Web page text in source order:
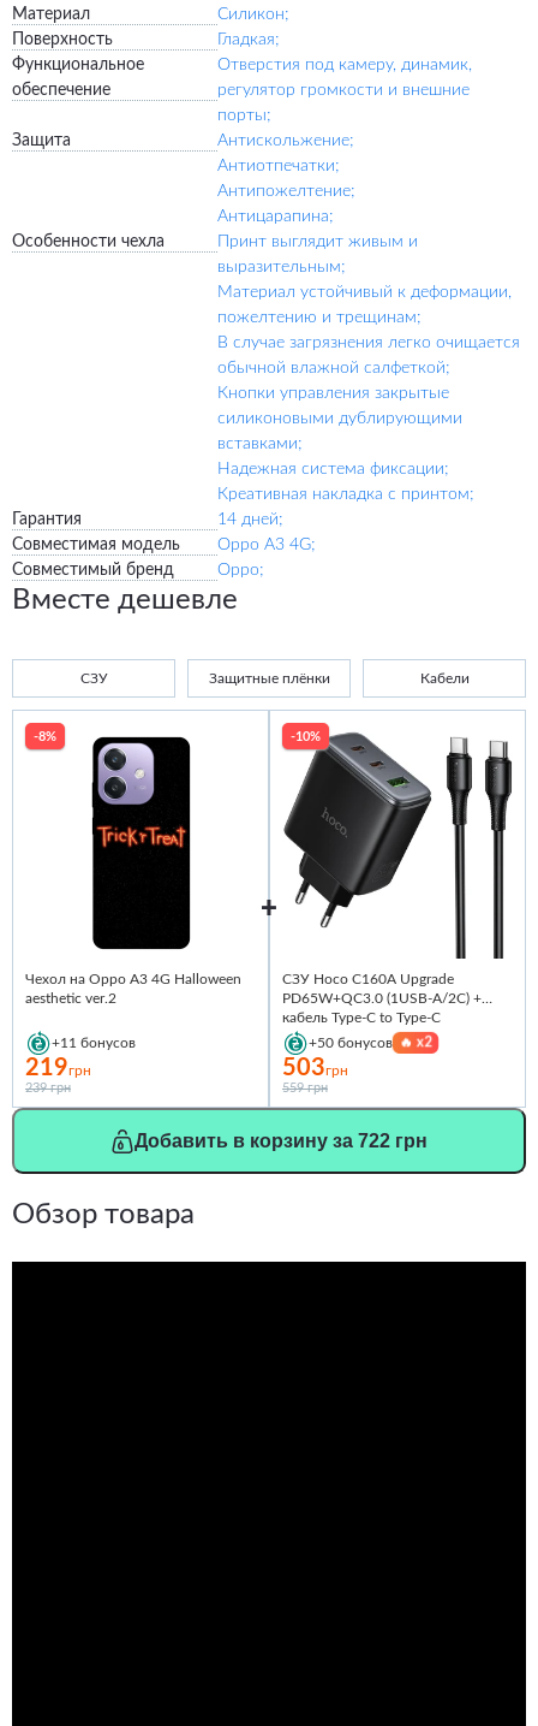
Материал
Силикон;
Поверхность
Гладкая;
Функциональное
обеспечение
Отверстия под камеру, динамик,
регулятор громкости и внешние
порты;
Защита
Антискольжение;
Антиотпечатки;
Антипожелтение;
Антицарапина;
Особенности чехла
Принт выглядит живым и
выразительным;
Материал устойчивый к деформации,
пожелтению и трещинам;
В случае загрязнения легко очищается
обычной влажной салфеткой;
Кнопки управления закрытые
силиконовыми дублирующими
вставками;
Надежная система фиксации;
Креативная накладка с принтом;
Гарантия
14 дней;
Совместимая модель
Oppo A3 4G;
Совместимый бренд
Oppo;
Вместе дешевле
СЗУ Защитные плёнки Кабели
-8%
Чехол на Oppo A3 4G Halloween
aesthetic ver.2
+11 бонусов
219грн
239 грн
-10%
СЗУ Hoco C160A Upgrade
PD65W+QC3.0 (1USB-A/2C) +
кабель Type-C to Type-C
+50 бонусов 🔥x2
503грн
559 грн
Добавить в корзину за 722 грн
Обзор товара